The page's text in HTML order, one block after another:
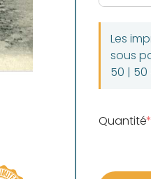
Les
sous
50 | 50
Quantité